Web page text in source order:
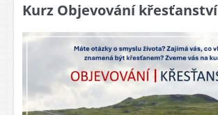
Kurz Objevování křesťanství